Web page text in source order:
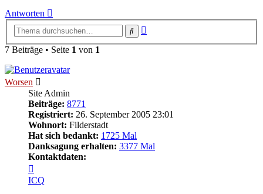
Antworten
Suche
7 Beiträge • Seite 1 von 1
Worsen
Site Admin
Beiträge: 8771
Registriert: 26. September 2005 23:01
Wohnort: Filderstadt
Hat sich bedankt: 1725 Mal
Danksagung erhalten: 3377 Mal
Kontaktdaten:
von
Worsen
ICQ